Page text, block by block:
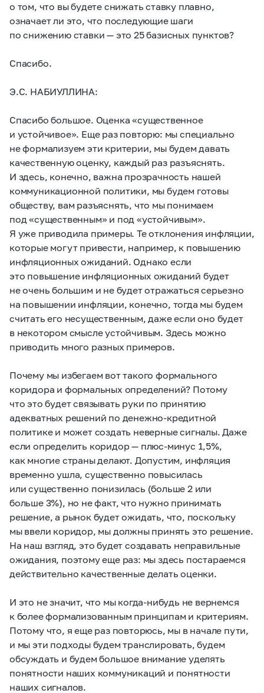
о том, что вы будете снижать ставку плавно,
означает ли это, что последующие шаги
по снижению ставки — это 25 базисных пунктов?
Спасибо.
Э.С. НАБИУЛЛИНА:
Спасибо большое. Оценка «существенное
и устойчивое». Еще раз повторю: мы специально
не формализуем эти критерии, мы будем давать
качественную оценку, каждый раз разъяснять.
И здесь, конечно, важна прозрачность нашей
коммуникационной политики, мы будем готовы
обществу, вам разъяснять, что мы понимаем
под «существенным» и под «устойчивым».
Я уже приводила примеры. Те отклонения инфляции,
которые могут привести, например, к повышению
инфляционных ожиданий. Однако если
это повышение инфляционных ожиданий будет
не очень большим и не будет отражаться серьезно
на повышении инфляции, конечно, тогда мы будем
считать его несущественным, даже если оно будет
в некотором смысле устойчивым. Здесь можно
приводить много разных примеров.
Почему мы избегаем вот такого формального
коридора и формальных определений? Потому
что это будет связывать руки по принятию
адекватных решений по денежно-кредитной
политике и может создать неверные сигналы. Даже
если определить коридор — плюс-минус 1,5%,
как многие страны делают. Допустим, инфляция
временно ушла, существенно повысилась
или существенно понизилась (больше 2 или
больше 3%), но не факт, что нужно принимать
решение, а рынок будет ожидать, что, поскольку
мы ввели коридор, мы должны принять это решение.
На наш взгляд, это будет создавать неправильные
ожидания, поэтому еще раз: мы здесь постараемся
действительно качественные делать оценки.
И это не значит, что мы когда-нибудь не вернемся
к более формализованным принципам и критериям.
Потому что, я еще раз повторюсь, мы в начале пути,
и мы эти подходы будем транслировать, будем
обсуждать и будем большое внимание уделять
понятности наших коммуникаций и понятности
наших сигналов.